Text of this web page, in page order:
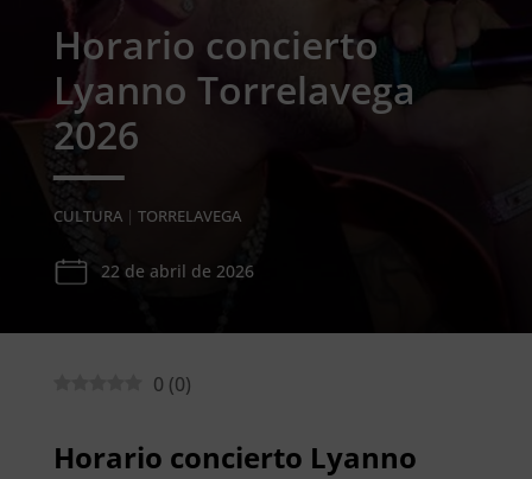
Horario concierto
Lyanno Torrelavega
2026
CULTURA| TORRELAVEGA
22 de abril de 2026
0 (0)
Horario concierto Lyanno